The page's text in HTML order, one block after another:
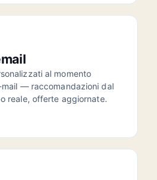
al momento
— raccomandazioni dal
reale, offerte aggiornate.